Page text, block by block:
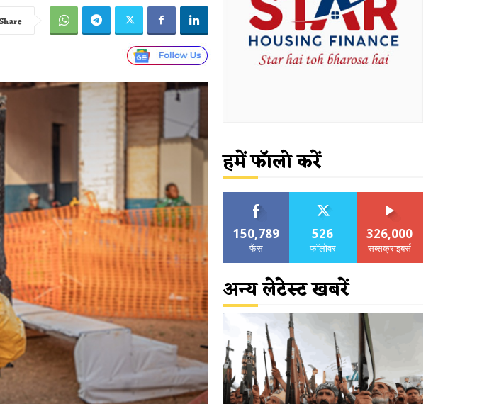
Share
हमें फॉलो करें
150,789
फैंस
526
फॉलोवर
326,000
सब्सक्राइबर्स
अन्य लेटेस्ट खबरें